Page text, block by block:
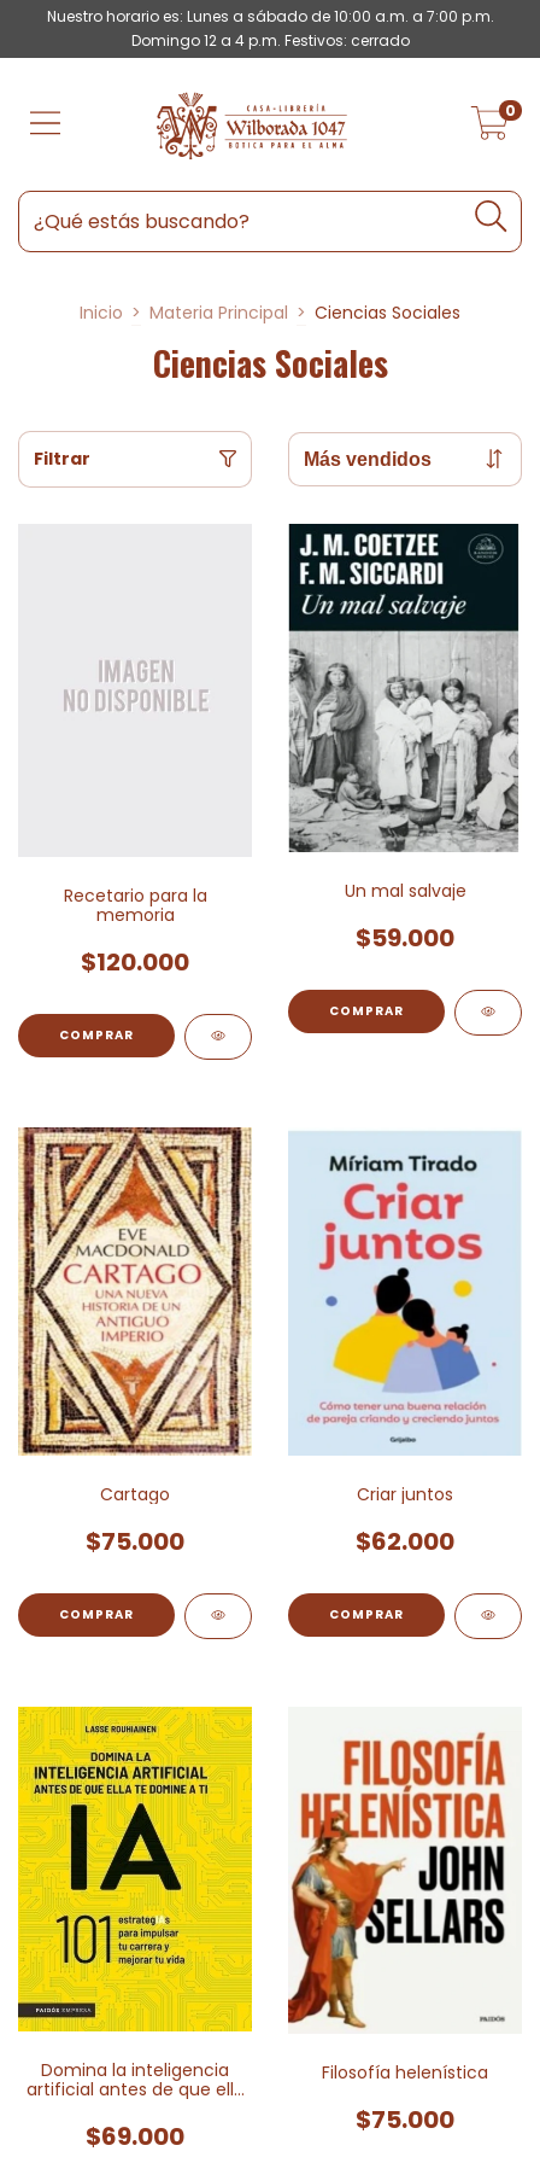
Nuestro horario es: Lunes a sábado de 10:00 a.m. a 7:00 p.m.
Domingo 12 a 4 p.m. Festivos: cerrado
0
Inicio > Materia Principal > Ciencias Sociales
Ciencias Sociales
Filtrar
Recetario para la
memoria
$120.000
Un mal salvaje
$59.000
Cartago
$75.000
Criar juntos
$62.000
Domina la inteligencia
artificial antes de que ella
$69.000
Filosofía helenística
$75.000